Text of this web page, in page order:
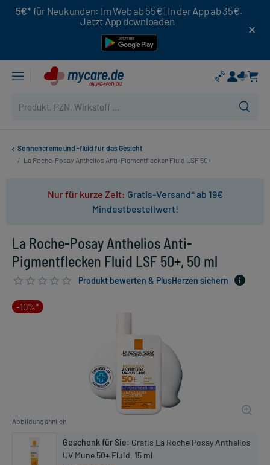
5€* für Neukunden: Im Web ab 55€ | In der App ab 35€.
Jetzt App downloaden
Sonnencreme und -fluid für das Gesicht
/ La Roche-Posay Anthelios Anti-Pigmentflecken Fluid LSF 50+
Nur für kurze Zeit: Gratis-Versand* ab 19€
Mindestbestellwert!
La Roche-Posay Anthelios Anti-
Pigmentflecken Fluid LSF 50+, 50 ml
Produkt bewerten & PlusHerzen sichern
-10%*
Abbildung ähnlich
Geschenk für Sie: Gratis La Roche Posay Anthelios
UV Mune 50+ Fluid, 15 ml